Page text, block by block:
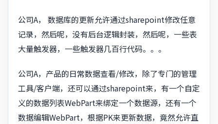
公司A， 数据库的更新允许通过sharepoint修改任意
记录，然后呢，没有后台逻辑封装，然后呢，一些表
大量触发器，一些触发器几百行代码。。。
公司A，产品的日常数据查看/修改，除了专门的管理
工具/客户端，还可以通过sharepoint来，有一个自定
义的数据列表WebPart来绑定一个数据源，还有一个
数据编辑WebPart，根据PK来更新数据，竟然允许直